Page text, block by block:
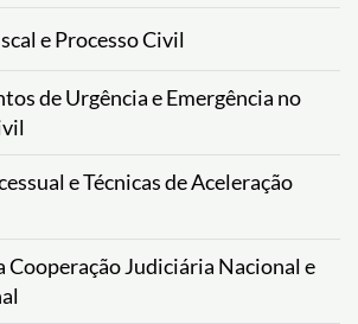
e Processo Civil
de Urgência e Emergência no
e Técnicas de Aceleração
Cooperação Judiciária Nacional e